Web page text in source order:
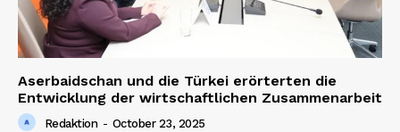
Aserbaidschan und die Türkei erörterten die
Entwicklung der wirtschaftlichen Zusammenarbeit
Redaktion - October 23, 2025